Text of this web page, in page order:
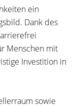
ein
Dank des
Menschen mit
Investition in
sowie